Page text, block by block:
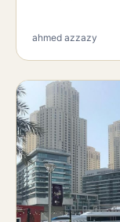
ahmed azzazy